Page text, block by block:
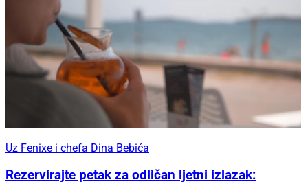
Uz Fenixe i chefa Dina Bebića
Rezervirajte petak za odličan ljetni izlazak: